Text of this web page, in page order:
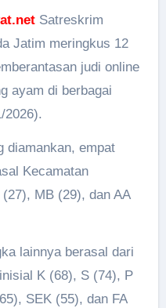
Satreskrim
Jatim meringkus 12
judi online
ayam di berbagai
2026).
diamankan, empat
Kecamatan
MB (29), dan AA
lainnya berasal dari
K (68), S (74), P
SEK (55), dan FA